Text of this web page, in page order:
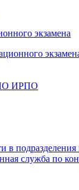
экзамена
ИРПО
в
служба по